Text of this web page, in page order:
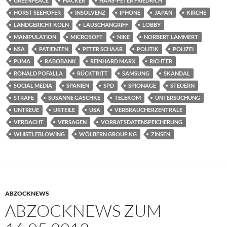
HORST SEEHOFER
INSOLVENZ IPHONE JAPAN
KIRCHE
LANDGERICHT KÖLN
LAUSCHANGRIFF
LOBBY
MANIPULATION
MICROSOFT NIKE
NORBERT LAMMERT
NSA
PATIENTEN PETER SCHAAR POLITIK
POLIZEI
PUMA
RABOBANK REINHARD MARX
RICHTER
RONALD POFALLA
RÜCKTRITT SAMSUNG
SKANDAL
SOCIAL MEDIA
SPANIEN SPD SPIONAGE
STEUERN
STRAFE
SUSANNE GASCHKE TELEKOM
UNTERSUCHUNG
UNTREUE
URTEILE USA
VERBRAUCHERZENTRALE
VERDACHT
VERSAGEN
VORRATSDATENSPEICHERUNG
WHISTLEBLOWING
WÖLBERN GROUP KG ZINSEN
ABZOCKNEWS
ABZOCKNEWS ZUM